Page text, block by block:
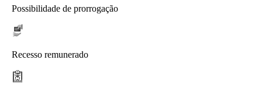
Possibilidade de prorrogação
Recesso remunerado